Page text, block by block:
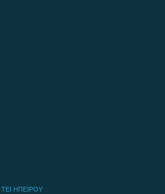
ΤΕΙ ΗΠΕΙΡΟΥ